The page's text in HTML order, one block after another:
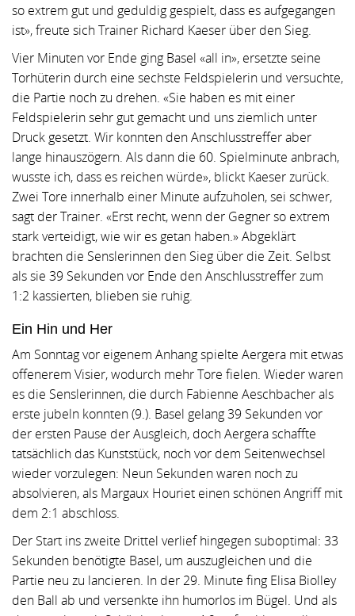
so extrem gut und geduldig gespielt, dass es aufgegangen
ist», freute sich Trainer Richard Kaeser über den Sieg.
Vier Minuten vor Ende ging Basel «all in», ersetzte seine
Torhüterin durch eine sechste Feldspielerin und versuchte,
die Partie noch zu drehen. «Sie haben es mit einer
Feldspielerin sehr gut gemacht und uns ziemlich unter
Druck gesetzt. Wir konnten den Anschlusstreffer aber
lange hinauszögern. Als dann die 60. Spielminute anbrach,
wusste ich, dass es reichen würde», blickt Kaeser zurück.
Zwei Tore innerhalb einer Minute aufzuholen, sei schwer,
sagt der Trainer. «Erst recht, wenn der Gegner so extrem
stark verteidigt, wie wir es getan haben.» Abgeklärt
brachten die Senslerinnen den Sieg über die Zeit. Selbst
als sie 39 Sekunden vor Ende den Anschlusstreffer zum
1:2 kassierten, blieben sie ruhig.
Ein Hin und Her
Am Sonntag vor eigenem Anhang spielte Aergera mit etwas
offenerem Visier, wodurch mehr Tore fielen. Wieder waren
es die Senslerinnen, die durch Fabienne Aeschbacher als
erste jubeln konnten (9.). Basel gelang 39 Sekunden vor
der ersten Pause der Ausgleich, doch Aergera schaffte
tatsächlich das Kunststück, noch vor dem Seitenwechsel
wieder vorzulegen: Neun Sekunden waren noch zu
absolvieren, als Margaux Houriet einen schönen Angriff mit
dem 2:1 abschloss.
Der Start ins zweite Drittel verlief hingegen suboptimal: 33
Sekunden benötigte Basel, um auszugleichen und die
Partie neu zu lancieren. In der 29. Minute fing Elisa Biolley
den Ball ab und versenkte ihn humorlos im Bügel. Und als